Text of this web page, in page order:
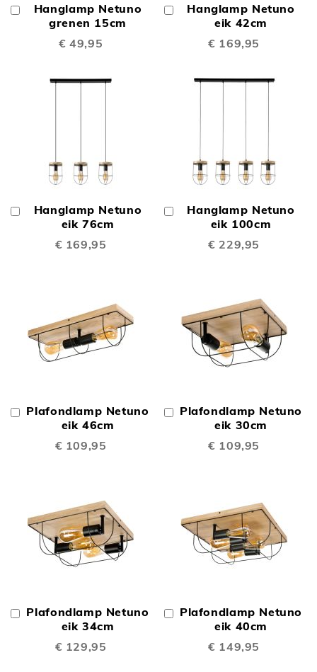
Hanglamp Netuno
grenen 15cm
€ 49,95
Winkelwagen
Hanglamp Netuno
eik 42cm
€ 169,95
Winkelwagen
Hanglamp Netuno
eik 76cm
€ 169,95
Winkelwagen
Hanglamp Netuno
eik 100cm
€ 229,95
Winkelwagen
Plafondlamp Netuno
eik 46cm
€ 109,95
In
Winkelwagen
Plafondlamp Netuno
eik 30cm
€ 109,95
In
Winkelwagen
Plafondlamp Netuno
eik 34cm
€ 129,95
In
Winkelwagen
Plafondlamp Netuno
eik 40cm
€ 149,95
In
Winkelwagen